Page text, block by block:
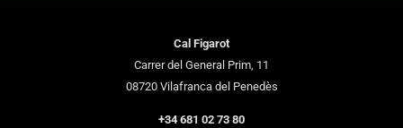
Cal Figarot
Carrer del General Prim, 11
08720 Vilafranca del Penedès
+34 681 02 73 80